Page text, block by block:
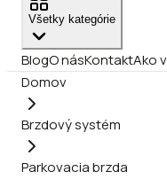
Všetky kategórie
BlogO násKontaktAko
Domov
Brzdový systém
Parkovacia brzda